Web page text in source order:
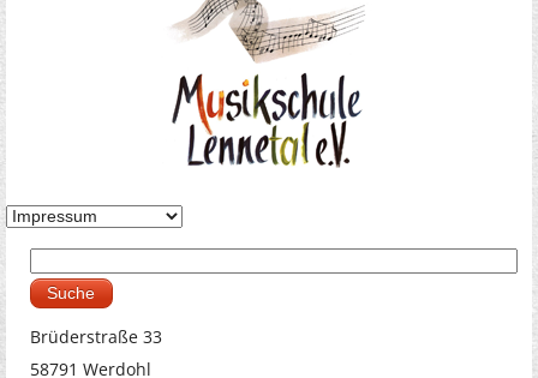
Suchformular
Brüderstraße 33
58791 Werdohl